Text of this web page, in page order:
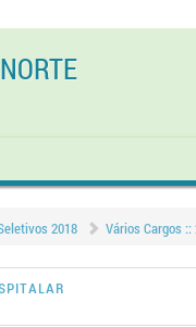
2018 Vários Cargos ::